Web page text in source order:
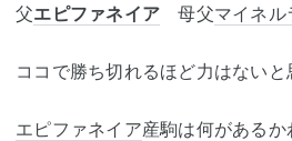
父エピファネイア 母父マイネル
ココで勝ち切れるほど力はない
エピファネイア産駒は何があるか